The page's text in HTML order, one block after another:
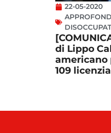
22-05-2020
di Lippo
americano
109